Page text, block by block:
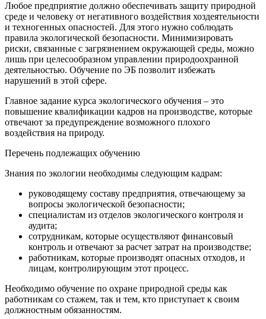
Любое предприятие должно обеспечивать защиту природной
среде и человеку от негативного воздействия хоздеятельности
и техногенных опасностей. Для этого нужно соблюдать
правила экологической безопасности. Минимизировать
риски, связанные с загрязнением окружающей среды, можно
лишь при целесообразном управлении природоохранной
деятельностью. Обучение по ЭБ позволит избежать
нарушений в этой сфере.
Главное задание курса экологического обучения – это
повышение квалификации кадров на производстве, которые
отвечают за предупреждение возможного плохого
воздействия на природу.
Перечень подлежащих обучению
Знания по экологии необходимы следующим кадрам:
руководящему составу предприятия, отвечающему за
вопросы экологической безопасности;
специалистам из отделов экологического контроля и
аудита;
сотрудникам, которые осуществляют финансовый
контроль и отвечают за расчет затрат на производстве;
работникам, которые производят опасных отходов, и
лицам, контролирующим этот процесс.
Необходимо обучение по охране природной среды как
работникам со стажем, так и тем, кто приступает к своим
должностным обязанностям.